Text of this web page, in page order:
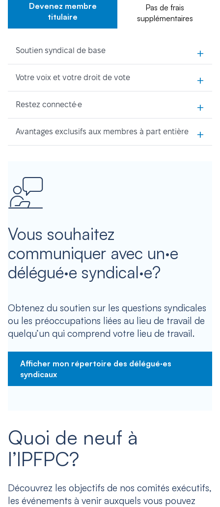
Devenez membre
titulaire
Pas de frais
supplémentaires
Soutien syndical de base +
Votre voix et votre droit de vote +
Restez connecté·e +
Avantages exclusifs aux membres à part entière +
Vous souhaitez
communiquer avec un·e
délégué·e syndical·e?
Obtenez du soutien sur les questions syndicales
ou les préoccupations liées au lieu de travail de
quelqu’un qui comprend votre lieu de travail.
Afficher mon répertoire des délégué·es
syndicaux
Quoi de neuf à
l’IPFPC?
Découvrez les objectifs de nos comités exécutifs,
les événements à venir auxquels vous pouvez